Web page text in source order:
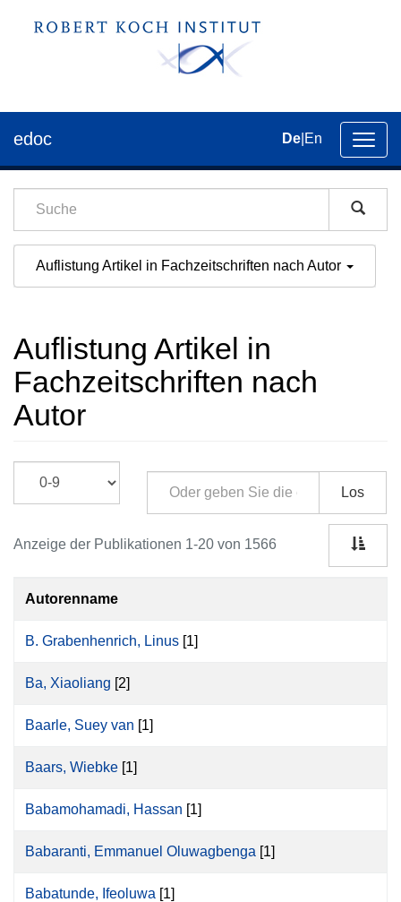
der
edoc De En
Auflistung Artikel in Fachzeitschriften nach Autor
Auflistung Artikel in
Fachzeitschriften nach
Autor
Los
Anzeige der Publikationen 1-20 von 1566
Autorenname
B. Grabenhenrich, Linus [1]
Ba, Xiaoliang [2]
Baarle, Suey van [1]
Baars, Wiebke [1]
Babamohamadi, Hassan [1]
Babaranti, Emmanuel Oluwagbenga [1]
Babatunde, Ifeoluwa [1]